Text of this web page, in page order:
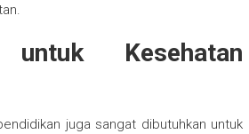
untuk Kesehatan
juga sangat dibutuhkan untuk